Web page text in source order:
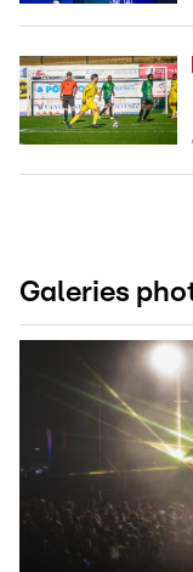
Galeries